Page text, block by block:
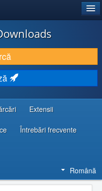
Extensii
Întrebări frecvente
Română